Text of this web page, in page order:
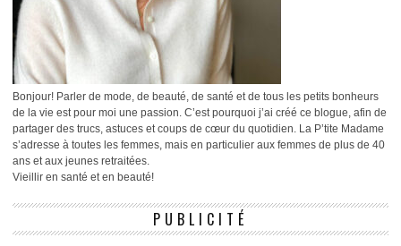
Bonjour! Parler de mode, de beauté, de santé et de tous les petits bonheurs
de la vie est pour moi une passion. C’est pourquoi j’ai créé ce blogue, afin de
partager des trucs, astuces et coups de cœur du quotidien. La P’tite Madame
s’adresse à toutes les femmes, mais en particulier aux femmes de plus de 40
ans et aux jeunes retraitées.
Vieillir en santé et en beauté!
PUBLICITÉ